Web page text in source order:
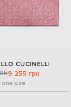
CUCINELLI
9 255 грн
one size